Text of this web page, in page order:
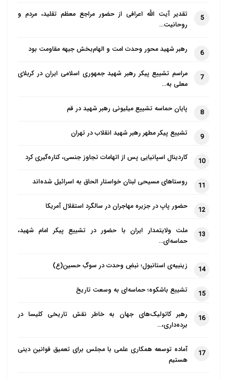
5
تقدیر آیت الله اعرافی از حضور مراجع معظم تقلید، مردم و
روحانیت…
6 رهبر شهید محور وحدت امت و الهام‌بخش جبهه مقاومت بود
7
مراسم تشییع پیکر رهبر شهید جمهوری اسلامی ایران در کربلای
معلی به…
8 پایان حماسه تشییع میلیونی رهبر شهید در قم
9 تشییع پیکر مطهر رهبر شهید انقلاب در تهران
10 کاردینال اسپانیایی پس از اتهامات تجاوز جنسی، کناره‌گیری کرد
11 روستاهای مسیحی لبنان خواستار الحاق به اسرائیل شده‌اند
12 حضور پاپ در جزیره مهاجران در سالگرد استقلال آمریکا
13
ملت ولایتمدار ایران با حضور در تشییع پیکر امام شهید،
حماسه‌ای…
14 زینبیه‌ی استانبول؛ نبضِ وحدت در سوگِ حسین(ع)
15 تشییع باشکوه؛ حماسه‌ای به وسعت تاریخ
16
رهبر کاتولیک‌های جهان به خاطر نقش تاریخی کلیسا در
برده‌داری،…
17
آماده توسعه همکاری علمی با مجلس برای تعمیق قوانین دینی
هستیم